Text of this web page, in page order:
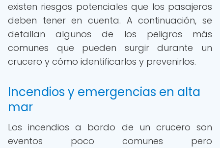
existen riesgos potenciales que los pasajeros
deben tener en cuenta. A continuación, se
detallan algunos de los peligros más
comunes que pueden surgir durante un
crucero y cómo identificarlos y prevenirlos.
Incendios y emergencias en alta
mar
Los incendios a bordo de un crucero son
eventos poco comunes pero